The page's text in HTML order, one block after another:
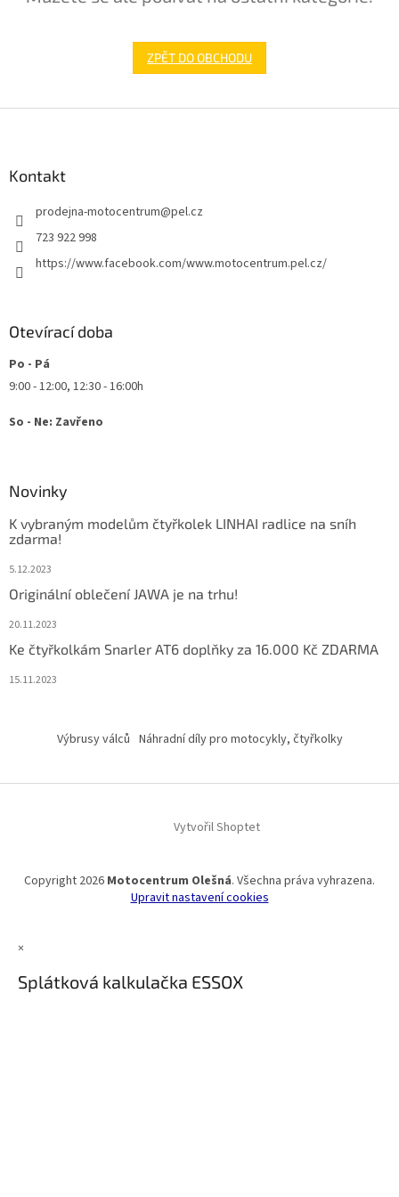
ZPĚT DO OBCHODU
Kontakt
prodejna-motocentrum@pel.cz
723 922 998
https://www.facebook.com/www.motocentrum.pel.cz/
Otevírací doba
Po - Pá
9:00 - 12:00, 12:30 - 16:00h
So - Ne: Zavřeno
Novinky
K vybraným modelům čtyřkolek LINHAI radlice na sníh
zdarma!
5.12.2023
Originální oblečení JAWA je na trhu!
20.11.2023
Ke čtyřkolkám Snarler AT6 doplňky za 16.000 Kč ZDARMA
15.11.2023
Výbrusy válců Náhradní díly pro motocykly, čtyřkolky
Vytvořil Shoptet
Copyright 2026 Motocentrum Olešná. Všechna práva vyhrazena.
Upravit nastavení cookies
×
Splátková kalkulačka ESSOX